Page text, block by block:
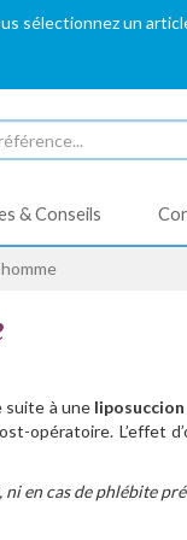
sélectionnez un
& Conseils
à une liposuccion
opératoire. L’effet
en cas de phlébite